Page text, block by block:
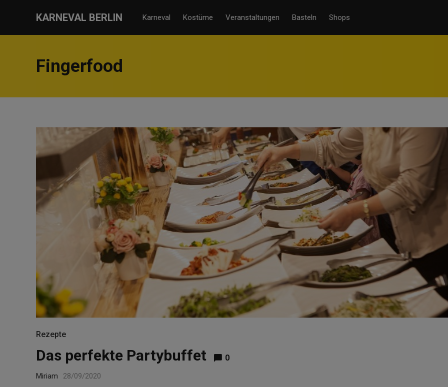
KARNEVAL BERLIN Karneval Kostüme Veranstaltungen Basteln Shops
Fingerfood
Rezepte
Das perfekte Partybuffet 0
Miriam 28/09/2020